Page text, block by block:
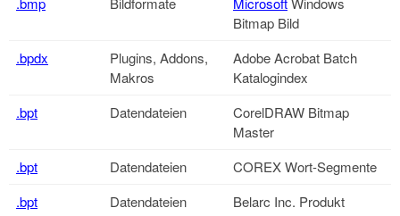
Bitmap Bild
.bpdx
Plugins, Addons,
Makros
Adobe Acrobat Batch
Katalogindex
.bpt
Datendateien
CorelDRAW Bitmap
Master
.bpt
Datendateien
COREX Wort-Segmente
.bpt
Datendateien
Belarc Inc. Produkt